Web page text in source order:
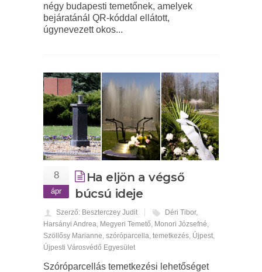
négy budapesti temetőnek, amelyek
bejáratánál QR-kóddal ellátott,
úgynevezett okos...
8
ápr
Ha eljön a végső
búcsú ideje
Szerző: Beszterczey Judit Déri Tibor,
Harsányi Andrea, Megyeri Temető, Monori Józsefné,
Szöllősy Marianne, szóróparcella, temetkezés, Újpest,
Újpesti Városvédő Egyesület
Szóróparcellás temetkezési lehetőséget